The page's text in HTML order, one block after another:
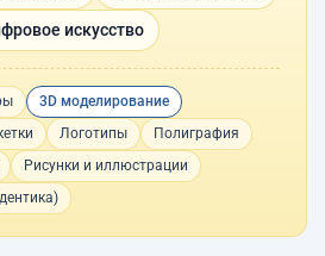
искусство
3D моделирование
Логотипы
Полиграфия
Рисунки и иллюстрации